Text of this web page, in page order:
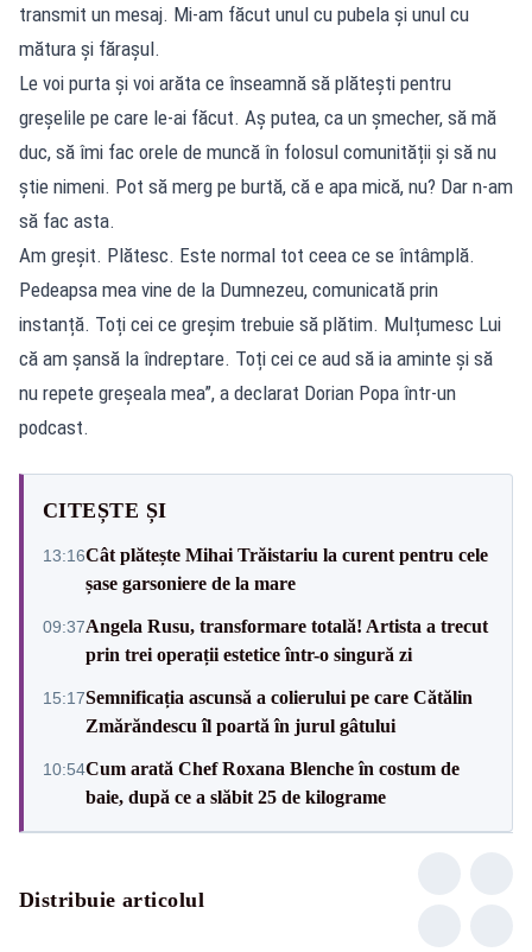
transmit un mesaj. Mi-am făcut unul cu pubela și unul cu
mătura și fărașul.
Le voi purta și voi arăta ce înseamnă să plătești pentru
greșelile pe care le-ai făcut. Aș putea, ca un șmecher, să mă
duc, să îmi fac orele de muncă în folosul comunității și să nu
știe nimeni. Pot să merg pe burtă, că e apa mică, nu? Dar n-am
să fac asta.
Am greșit. Plătesc. Este normal tot ceea ce se întâmplă.
Pedeapsa mea vine de la Dumnezeu, comunicată prin
instanță. Toți cei ce greșim trebuie să plătim. Mulțumesc Lui
că am șansă la îndreptare. Toți cei ce aud să ia aminte și să
nu repete greșeala mea”, a declarat Dorian Popa într-un
podcast.
CITEȘTE ȘI
13:16Cât plătește Mihai Trăistariu la curent pentru cele
șase garsoniere de la mare
09:37Angela Rusu, transformare totală! Artista a trecut
prin trei operații estetice într-o singură zi
15:17Semnificația ascunsă a colierului pe care Cătălin
Zmărăndescu îl poartă în jurul gâtului
10:54Cum arată Chef Roxana Blenche în costum de
baie, după ce a slăbit 25 de kilograme
Distribuie articolul